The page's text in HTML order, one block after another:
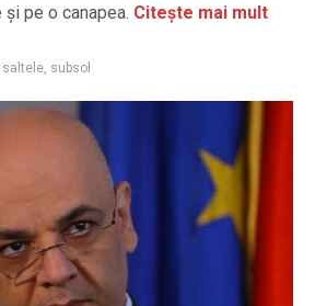
pe o canapea. Citește mai mult
saltele, subsol